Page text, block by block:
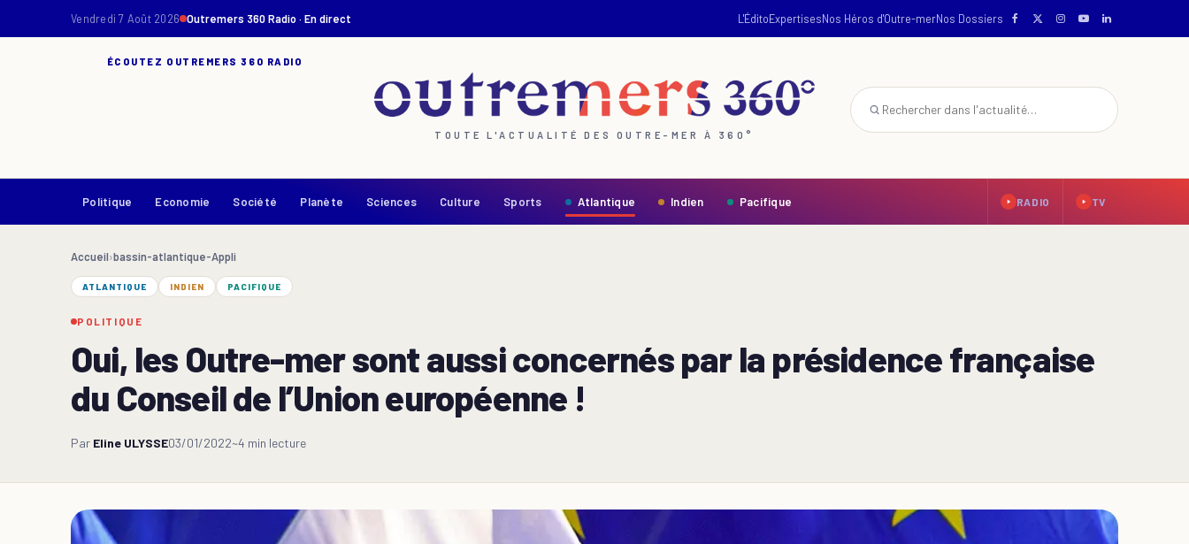
Vendredi 7 Août 2026 Outremers 360 Radio · En direct L'ÉditoExpertisesNos Héros d'Outre-merNos Dossiers
ÉCOUTEZ OUTREMERS 360 RADIO
TOUTE L'ACTUALITÉ DES OUTRE-MER À 360°
Politique Economie Société Planète Sciences Culture Sports Atlantique Indien Pacifique RADIO TV
Accueil›bassin-atlantique-Appli
ATLANTIQUE INDIEN PACIFIQUE
POLITIQUE
Oui, les Outre-mer sont aussi concernés par la présidence française
du Conseil de l’Union européenne !
Par Eline ULYSSE03/01/2022~4 min lecture